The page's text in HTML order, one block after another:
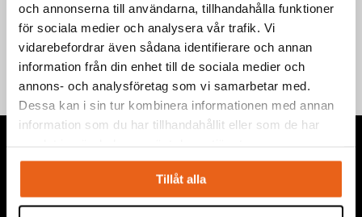
och annonserna till användarna, tillhandahålla funktioner
för sociala medier och analysera vår trafik. Vi
vidarebefordrar även sådana identifierare och annan
information från din enhet till de sociala medier och
annons- och analysföretag som vi samarbetar med.
Dessa kan i sin tur kombinera informationen med annan
information som du har tillhandahållit eller som de har
Tillåt alla
Teknisk information